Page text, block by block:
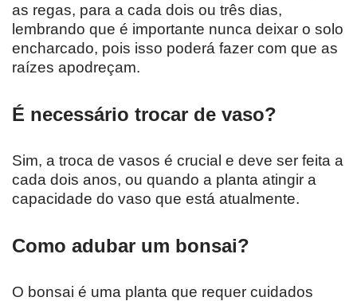
as regas, para a cada dois ou três dias,
lembrando que é importante nunca deixar o solo
encharcado, pois isso poderá fazer com que as
raízes apodreçam.
É necessário trocar de vaso?
Sim, a troca de vasos é crucial e deve ser feita a
cada dois anos, ou quando a planta atingir a
capacidade do vaso que está atualmente.
Como adubar um bonsai?
O bonsai é uma planta que requer cuidados